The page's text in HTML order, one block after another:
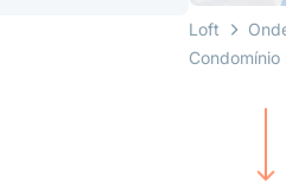
Loft
Condomínio